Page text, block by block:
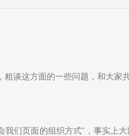
谈这方面的一些问题，和大家
们页面的组织方式”，事实上